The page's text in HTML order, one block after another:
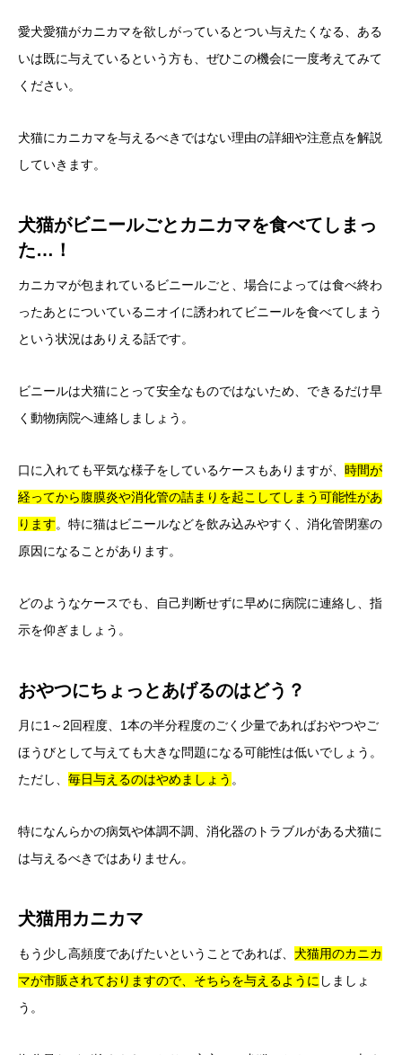
愛犬愛猫がカニカマを欲しがっているとつい与えたくなる、ある
いは既に与えているという方も、ぜひこの機会に一度考えてみて
ください。
犬猫にカニカマを与えるべきではない理由の詳細や注意点を解説
していきます。
犬猫がビニールごとカニカマを食べてしまっ
た…！
カニカマが包まれているビニールごと、場合によっては食べ終わ
ったあとについているニオイに誘われてビニールを食べてしまう
という状況はありえる話です。
ビニールは犬猫にとって安全なものではないため、できるだけ早
く動物病院へ連絡しましょう。
口に入れても平気な様子をしているケースもありますが、 時間が
経ってから腹膜炎や消化管の詰まりを起こしてしまう可能性があ
ります。特に猫はビニールなどを飲み込みやすく、消化管閉塞の
原因になることがあります。
どのようなケースでも、自己判断せずに早めに病院に連絡し、指
示を仰ぎましょう。
おやつにちょっとあげるのはどう？
月に1～2回程度、1本の半分程度のごく少量であればおやつやご
ほうびとして与えても大きな問題になる可能性は低いでしょう。
ただし、 毎日与えるのはやめましょう 。
特になんらかの病気や体調不調、消化器のトラブルがある犬猫に
は与えるべきではありません。
犬猫用カニカマ
もう少し高頻度であげたいということであれば、 犬猫用のカニカ
マが市販されておりますので、そちらを与えるように しましょ
う。